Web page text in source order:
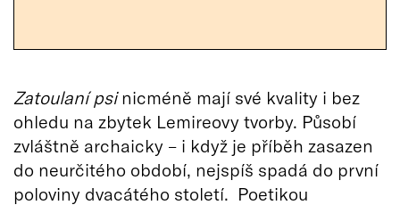
Zatoulaní psinicméně mají své kvality i bez
ohledu na zbytek Lemireovy tvorby. Působí
zvláštně archaicky – i když je příběh zasazen
do neurčitého období, nejspíš spadá do první
poloviny dvacátého století. Poetikou